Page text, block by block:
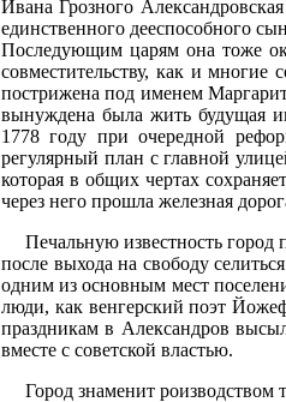
Ивана Грозного
единственного дееспособного
Последующим царям она тоже
совместительству, как и
пострижена под именем
вынуждена была жить будущая
1778 году при очередной
регулярный план с главной
которая в общих чертах
через него прошла железная
Печальную известность город
после выхода на свободу
одним из основным мест
люди, как венгерский поэт
праздникам в Александров
вместе с советской властью.
Город знаменит роизводством